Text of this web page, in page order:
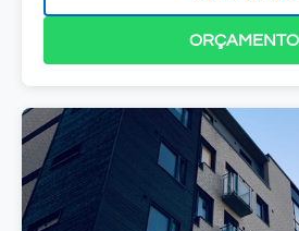
ORÇAMENTO